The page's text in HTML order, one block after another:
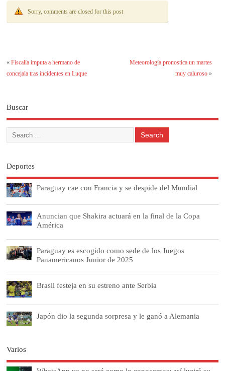
Sorry, comments are closed for this post
«Fiscalía imputa a hermano de
concejala tras incidentes en Luque
Meteorología pronostica un martes
muy caluroso»
Buscar
Deportes
Paraguay cae con Francia y se despide del Mundial
Anuncian que Shakira actuará en la final de la Copa
América
Paraguay es escogido como sede de los Juegos
Panamericanos Junior de 2025
Brasil festeja en su estreno ante Serbia
Japón dio la segunda sorpresa y le ganó a Alemania
Varios